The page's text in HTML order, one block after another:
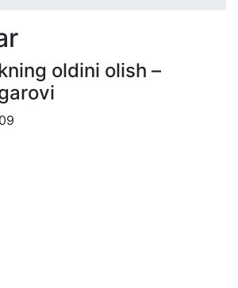
oldini olish –